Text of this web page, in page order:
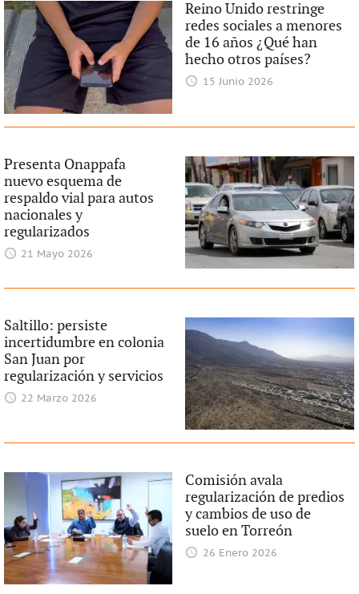
Reino Unido restringe
redes sociales a menores
de 16 años ¿Qué han
hecho otros países?
15 Junio 2026
Presenta Onappafa
nuevo esquema de
respaldo vial para autos
nacionales y
regularizados
21 Mayo 2026
Saltillo: persiste
incertidumbre en colonia
San Juan por
regularización y servicios
22 Marzo 2026
Comisión avala
regularización de predios
y cambios de uso de
suelo en Torreón
26 Enero 2026